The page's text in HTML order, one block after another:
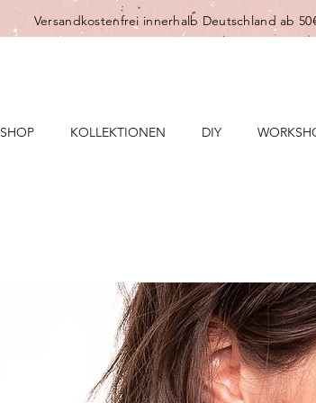
Versandkostenfrei innerhalb Deutschland ab
SHOP KOLLEKTIONEN DIY